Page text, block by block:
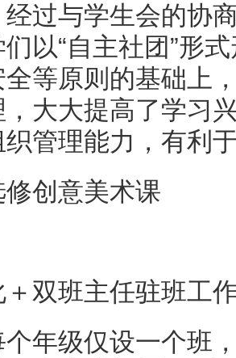
经过与学生会的协
以“自主社团”形
等原则的基础上
，大大提高了学习
管理能力，有利
创意美术课
双班主任驻班工
个年级仅设一个班